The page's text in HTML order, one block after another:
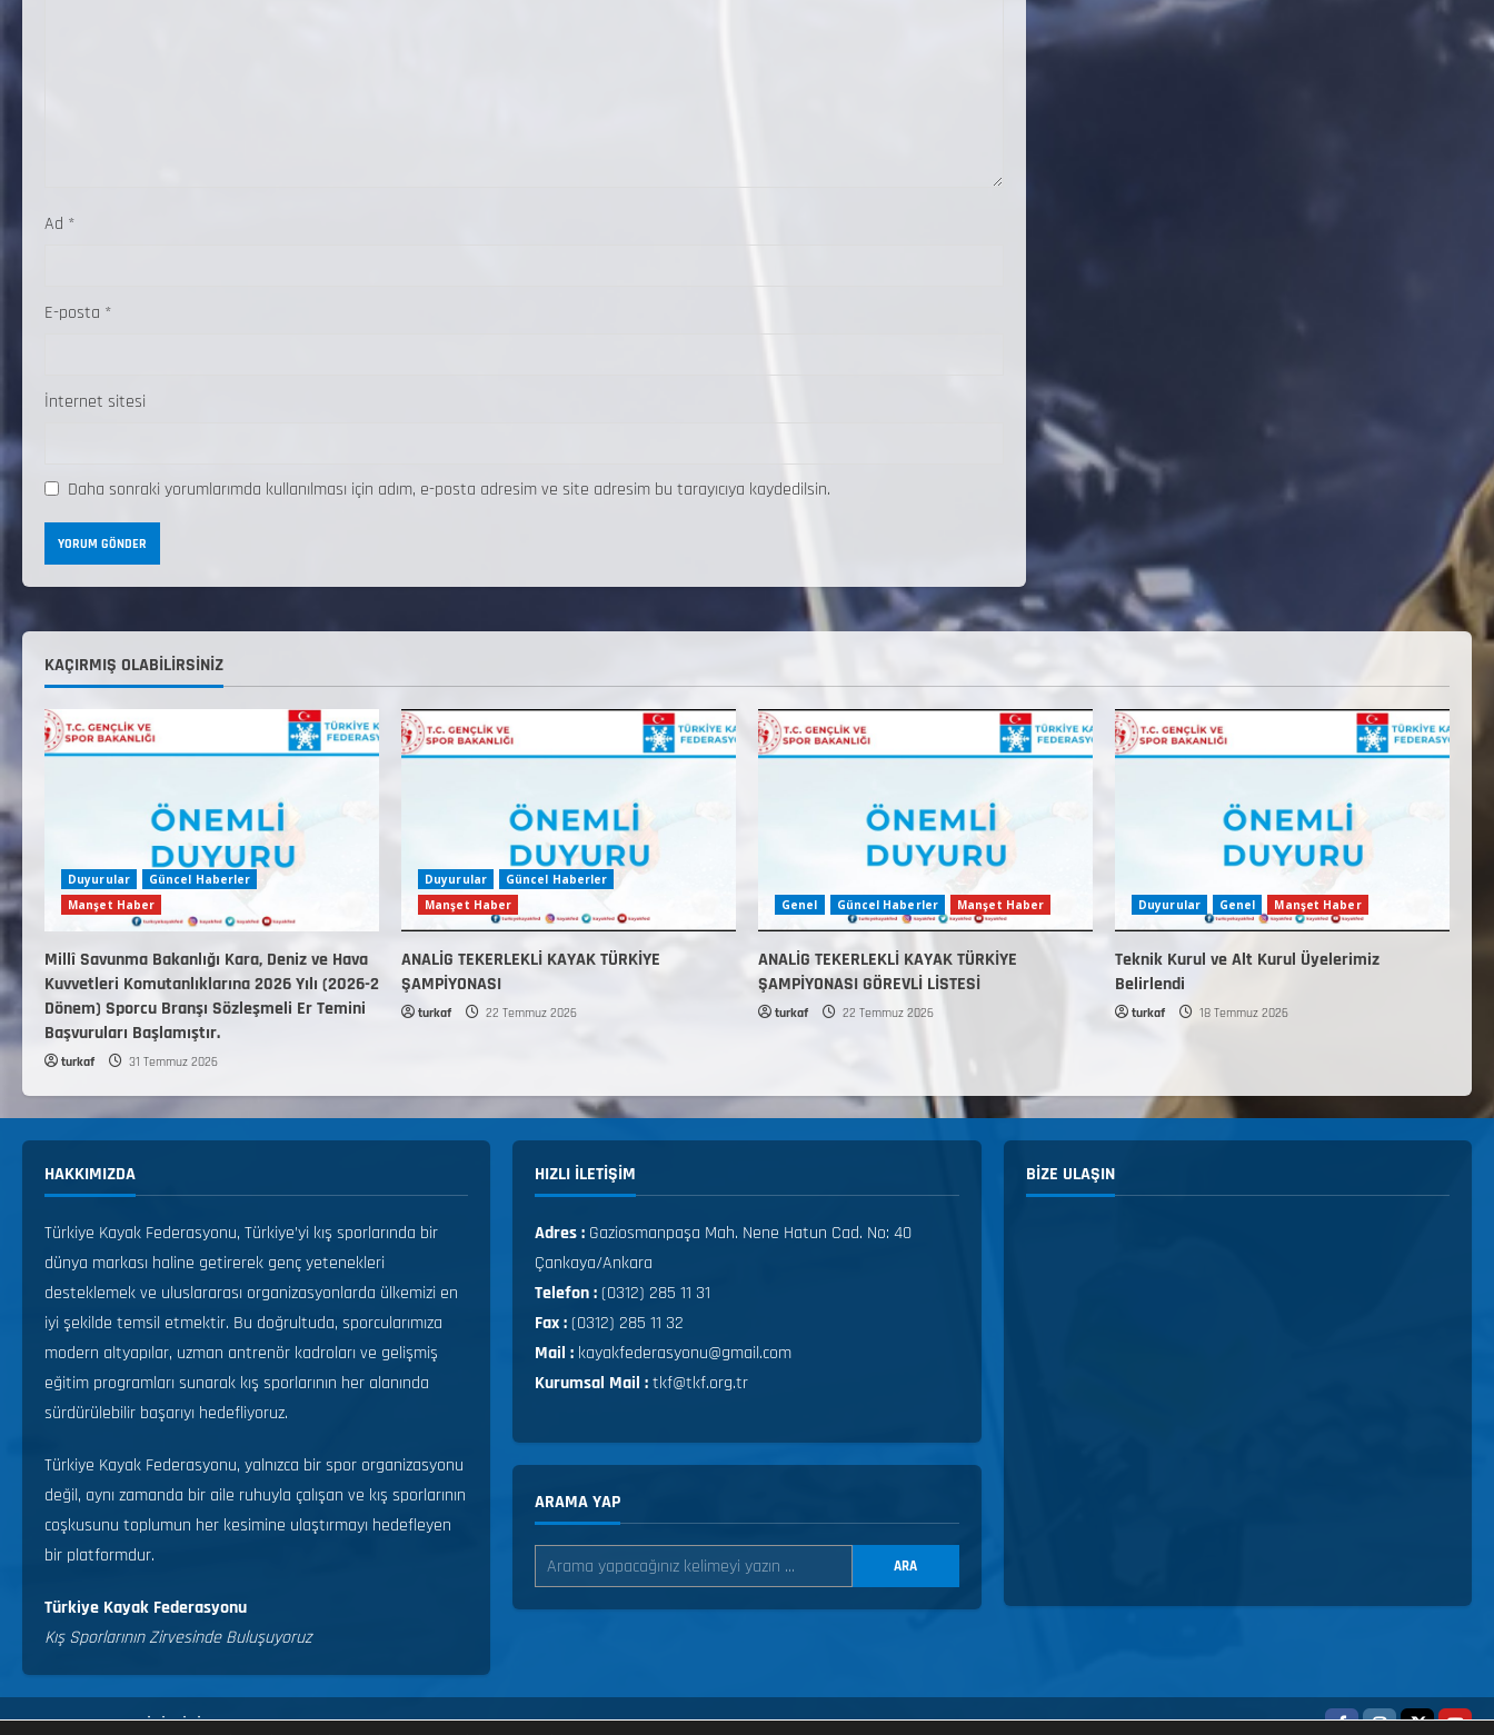
Ad *
E-posta *
İnternet sitesi
Daha sonraki yorumlarımda kullanılması için adım, e-posta adresim ve site adresim bu tarayıcıya kaydedilsin.
KAÇIRMIŞ OLABILIRSINIZ
Duyurular
Güncel Haberler
Manşet Haber
Millî Savunma Bakanlığı Kara, Deniz ve Hava
Kuvvetleri Komutanlıklarına 2026 Yılı (2026-2
Dönem) Sporcu Branşı Sözleşmeli Er Temini
Başvuruları Başlamıştır.
turkaf 31 Temmuz 2026
Duyurular
Güncel Haberler
Manşet Haber
ANALİG TEKERLEKLİ KAYAK TÜRKİYE
ŞAMPİYONASI
turkaf 22 Temmuz 2026
Genel Güncel Haberler Manşet Haber
ANALİG TEKERLEKLİ KAYAK TÜRKİYE
ŞAMPİYONASI GÖREVLİ LİSTESİ
turkaf 22 Temmuz 2026
Duyurular Genel Manşet Haber
Teknik Kurul ve Alt Kurul Üyelerimiz
Belirlendi
turkaf 18 Temmuz 2026
HAKKIMIZDA
Türkiye Kayak Federasyonu, Türkiye’yi kış sporlarında bir
dünya markası haline getirerek genç yetenekleri
desteklemek ve uluslararası organizasyonlarda ülkemizi en
iyi şekilde temsil etmektir. Bu doğrultuda, sporcularımıza
modern altyapılar, uzman antrenör kadroları ve gelişmiş
eğitim programları sunarak kış sporlarının her alanında
sürdürülebilir başarıyı hedefliyoruz.
Türkiye Kayak Federasyonu, yalnızca bir spor organizasyonu
değil, aynı zamanda bir aile ruhuyla çalışan ve kış sporlarının
coşkusunu toplumun her kesimine ulaştırmayı hedefleyen
bir platformdur.
Türkiye Kayak Federasyonu
Kış Sporlarının Zirvesinde Buluşuyoruz
HIZLI ILETIŞIM
Adres : Gaziosmanpaşa Mah. Nene Hatun Cad. No: 40
Çankaya/Ankara
Telefon :(0312) 285 11 31
Fax :(0312) 285 11 32
Mail : kayakfederasyonu@gmail.com
Kurumsal Mail :tkf@tkf.org.tr
ARAMA YAP
ARA
BIZE ULAŞIN
FORMLAR ALP DİSİPLİNİ BIATHLON KAYAKLA ATLAMA KAYAKLI KOŞU KIZAK SNOWBOARD